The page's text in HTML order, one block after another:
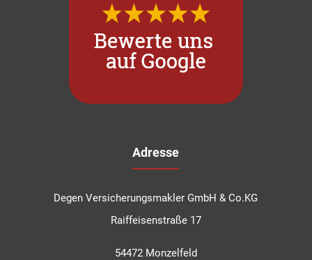
Adresse
Degen Versicherungsmakler GmbH & Co.KG
Raiffeisenstraße 17
54472 Monzelfeld